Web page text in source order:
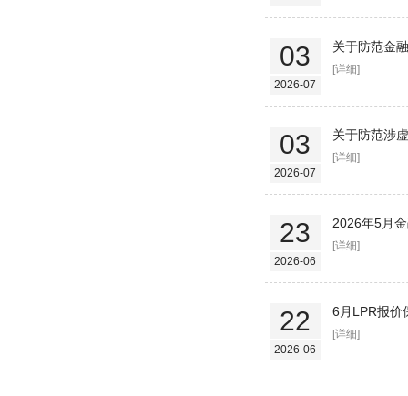
03
2026-07
关于防范金
[详细]
03
2026-07
关于防范涉
[详细]
23
2026-06
2026年5月
[详细]
22
2026-06
6月LPR报价
[详细]